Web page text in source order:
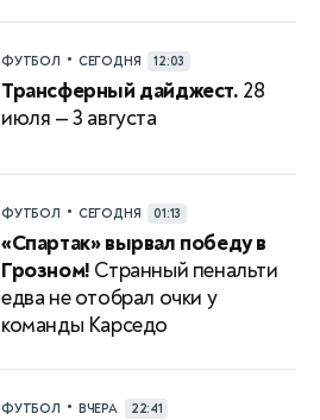
ФУТБОЛ • СЕГОДНЯ 12:03
Трансферный дайджест. 28
июля — 3 августа
ФУТБОЛ • СЕГОДНЯ 01:13
«Спартак» вырвал победу в
Грозном! Странный пенальти
едва не отобрал очки у
команды Карседо
ФУТБОЛ • ВЧЕРА 22:41